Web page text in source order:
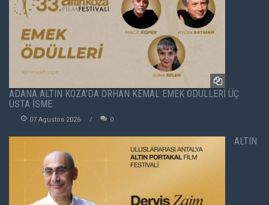
ADANA ALTIN KOZA'DA ORHAN KEMAL EMEK ÖDÜLLERİ ÜÇ
USTA İSME
07 Agustos 2026 0
ALTIN